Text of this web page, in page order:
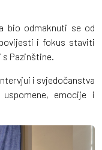
bio odmaknuti se od
i fokus staviti
Pazinštine.
i svjedočanstva
emocije i